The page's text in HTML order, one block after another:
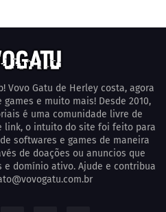
Vovo Gatu de Herley costa, agora
e muito mais! Desde 2010,
é uma comunidade livre de
link, o intuito do site foi feito para
softwares e games de maneira
de doações ou anuncios que
domínio ativo. Ajude e contribua